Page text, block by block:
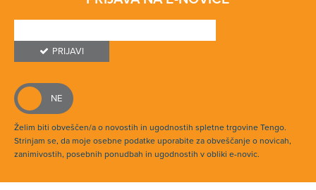
PRIJAVI
Želim biti obveščen/a o novostih in ugodnostih spletne trgovine Tengo.
Strinjam se, da moje osebne podatke uporabite za obveščanje o novicah,
zanimivostih, posebnih ponudbah in ugodnostih v obliki e-novic.